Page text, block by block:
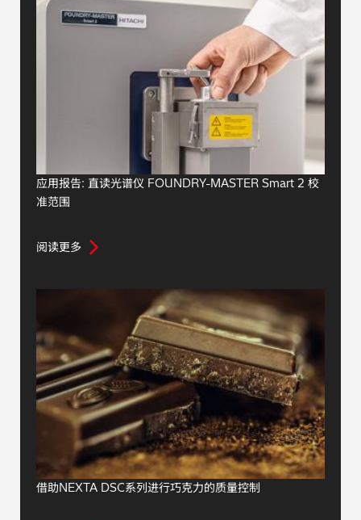
应用报告: 直读光谱仪 FOUNDRY-MASTER Smart 2 校
准范围
阅读更多
借助NEXTA DSC系列进行巧克力的质量控制